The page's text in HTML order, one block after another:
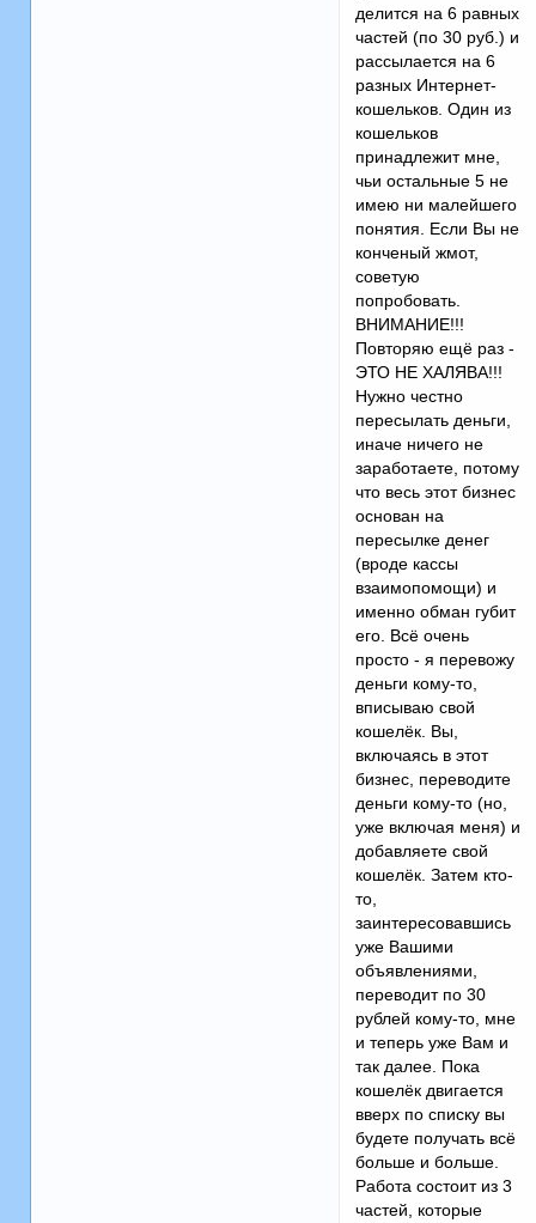
делится на 6 равных
частей (по 30 руб.) и
рассылается на 6
разных Интернет-
кошельков. Один из
кошельков
принадлежит мне,
чьи остальные 5 не
имею ни малейшего
понятия. Если Вы не
конченый жмот,
советую
попробовать.
ВНИМАНИЕ!!!
Повторяю ещё раз -
ЭТО НЕ ХАЛЯВА!!!
Нужно честно
пересылать деньги,
иначе ничего не
заработаете, потому
что весь этот бизнес
основан на
пересылке денег
(вроде кассы
взаимопомощи) и
именно обман губит
его. Всё очень
просто - я перевожу
деньги кому-то,
вписываю свой
кошелёк. Вы,
включаясь в этот
бизнес, переводите
деньги кому-то (но,
уже включая меня) и
добавляете свой
кошелёк. Затем кто-
то,
заинтересовавшись
уже Вашими
объявлениями,
переводит по 30
рублей кому-то, мне
и теперь уже Вам и
так далее. Пока
кошелёк двигается
вверх по списку вы
будете получать всё
больше и больше.
Работа состоит из 3
частей, которые